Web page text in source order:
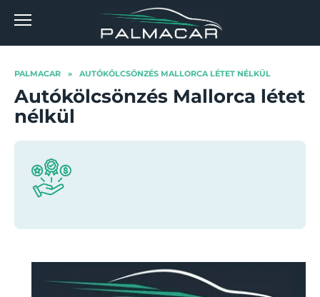
PALMACAR » AUTÓKÖLCSÖNZÉS MALLORCA LÉTET NÉLKÜL
Autókölcsönzés Mallorca létet
nélkül